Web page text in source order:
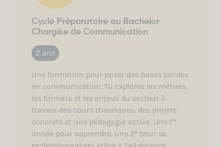
Cycle Préparatoire au Bachelor
Chargé.e de Communication
2 ans
Une formation pour poser des bases solides
en communication. Tu explores les métiers,
les formats et les enjeux du secteur à
travers des cours théoriques, des projets
concrets et une pédagogie active. Une 1ʳᵉ
année pour apprendre, une 2ᵉ pour se